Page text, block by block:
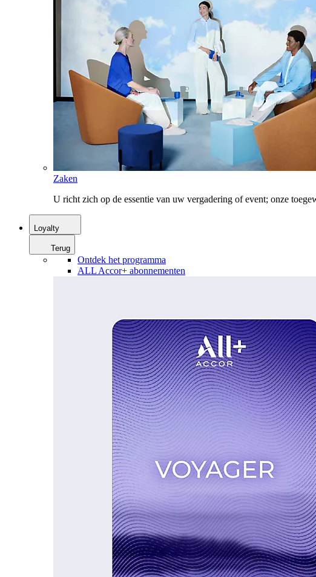
Zaken
U richt zich op de essentie van uw vergadering of event; onze
Loyalty
Terug
Ontdek het programma
ALL Accor+ abonnementen